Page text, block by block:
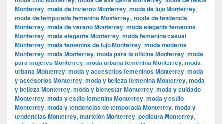
Monterrey, moda de invierno Monterrey, moda de lujo Monterrey,
moda de temporada femenina Monterrey., moda de tendencia
Monterrey, moda de verano Monterrey, moda elegante femenina
Monterrey, moda elegante Monterrey, moda femenina casual
Monterrey, moda femenina de lujo Monterrey, moda moderna
Monterrey, moda Monterrey, moda para la oficina Monterrey, moda
para mujeres Monterrey, moda urbana femenina Monterrey, moda
urbana Monterrey, moda y accesorios femeninos Monterrey, moda
y accesorios Monterrey, moda y belleza femenina Monterrey, moda
y belleza Monterrey, moda y bienestar Monterrey, moda y cuidado
Monterrey, moda y estilo femenino Monterrey, moda y estilo
Monterrey, moda y tendencias de temporada Monterrey, moda y
tendencias Monterrey, nutrición Monterrey, pedicura Monterrey,